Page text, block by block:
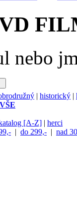
nebo
| historický |
VŠE
[A-Z] | herci
| do 299,- | nad